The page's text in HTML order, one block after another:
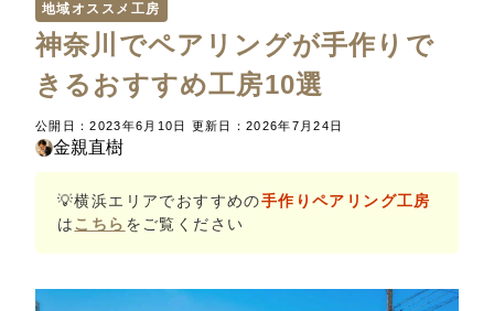
地域オススメ工房
神奈川でペアリングが手作りで
きるおすすめ工房10選
公開日：2023年6月10日 更新日：2026年7月24日
金親直樹
💡横浜エリアでおすすめの手作りペアリング工房
はこちら をご覧ください